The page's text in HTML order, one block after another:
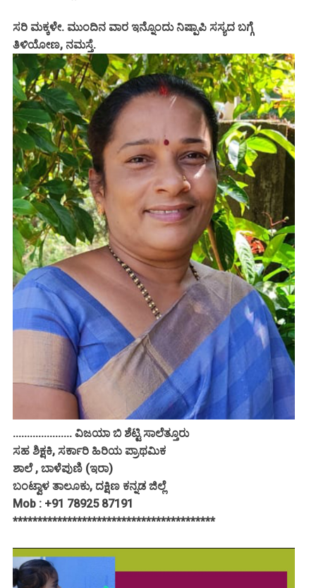
ಸರಿ ಮಕ್ಕಳೇ. ಮುಂದಿನ ವಾರ ಇನ್ನೊಂದು ನಿಷ್ಪಾಪಿ ಸಸ್ಯದ ಬಗ್ಗೆ
ತಿಳಿಯೋಣ, ನಮಸ್ತೆ.
..................... ವಿಜಯಾ ಬಿ ಶೆಟ್ಟಿ ಸಾಲೆತ್ತೂರು
ಸಹ ಶಿಕ್ಷಕಿ, ಸರ್ಕಾರಿ ಹಿರಿಯ ಪ್ರಾಥಮಿಕ
ಶಾಲೆ , ಬಾಳೆಪುಣಿ (ಇರಾ)
ಬಂಟ್ವಾಳ ತಾಲೂಕು, ದಕ್ಷಿಣ ಕನ್ನಡ ಜಿಲ್ಲೆ
Mob : +91 78925 87191
*****************************************